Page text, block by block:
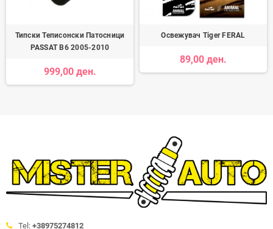
Типски Теписонски Патосници
PASSAT B6 2005-2010
999,00 ден.
Освежувач Tiger FERAL
89,00 ден.
Tel: +38975274812